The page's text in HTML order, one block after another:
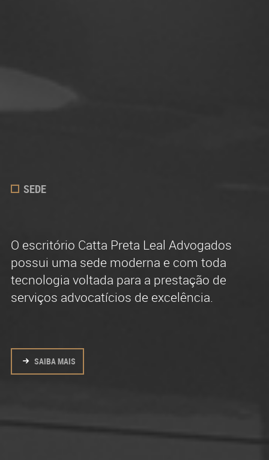
SEDE
O escritório Catta Preta Leal Advogados
possui uma sede moderna e com toda
tecnologia voltada para a prestação de
serviços advocatícios de excelência.
SAIBA MAIS
ADVOGADOS
O quadro de advogados do escritório é
formado por profissionais experientes, com
intensa atividade na advocacia em todas
regiões do Brasil.
ATUAÇÃO
Efetiva e reconhecida experiência na
advocacia contenciosa e consultiva.